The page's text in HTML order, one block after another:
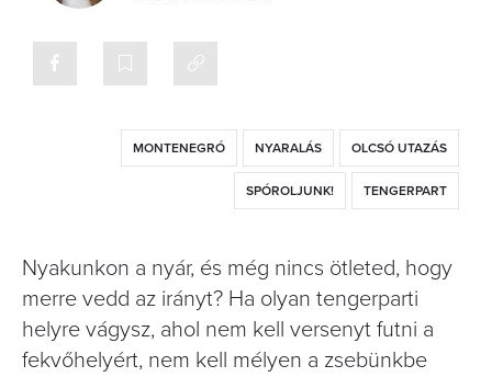
MONTENEGRÓ NYARALÁS OLCSÓ UTAZÁS
SPÓROLJUNK! TENGERPART
Nyakunkon a nyár, és még nincs ötleted, hogy
merre vedd az irányt? Ha olyan tengerparti
helyre vágysz, ahol nem kell versenyt futni a
fekvőhelyért, nem kell mélyen a zsebünkbe